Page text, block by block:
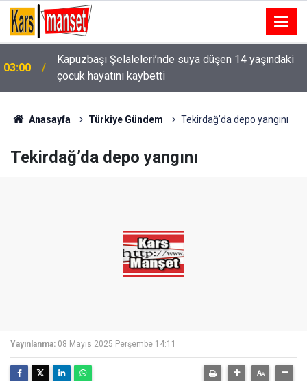
Kapuzbaşı Şelaleleri’nde suya düşen 14 yaşındaki
çocuk hayatını kaybetti
02:57
Seyir halindeki motosiklet alev alev yandı
Anasayfa Türkiye Gündem Tekirdağ’da depo yangını
Tekirdağ’da depo yangını
Yayınlanma: 08 Mayıs 2025 Perşembe 14:11